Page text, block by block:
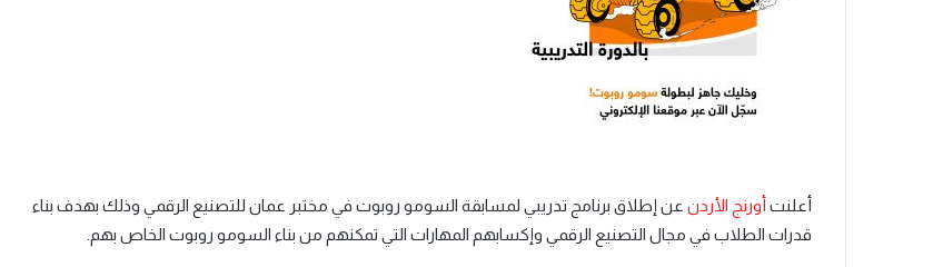
أعلنت أورنج الأردن عن إطلاق برنامج تدريبي لمسابقة السومو روبوت في مختبر عمان للتصنيع الرقمي وذلك بهدف بناء
قدرات الطلاب في مجال التصنيع الرقمي وإكسابهم المهارات التي تمكنهم من بناء السومو روبوت الخاص بهم.